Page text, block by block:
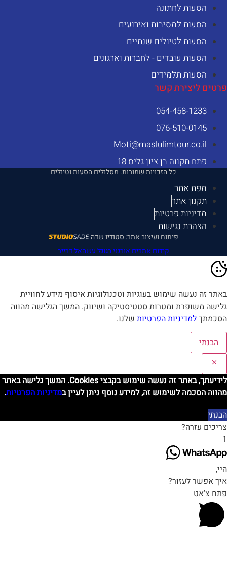
הסעות לחתונה
הסעות למסיבות ואירועים
הסעות לטיולים שנתיים
הסעות עובדים - לחברות וארגונים
הסעות תלמידים
ליצירת קשר
054-458-1233⁩
076-510-0145
Moti@maslulimtour.co.il
פתח תקווה בן ציון גליס 18
כל הזכויות שמורות. מסלולים הסעות וטיולים
מפת אתר
תקנון אתר
מדיניות פרטיות
הצהרת נגישות
פיתוח ועיצוב אתר: סטודיו שדה
קידום אתרים אורגני בגוגל עשהאל דרייר
זה נעשה שימוש בעוגיות וטכנולוגיות איסוף מידע לחוויית
משופרת ומטרות סטטיסטיקה ושיווק. המשך הגלישה מהווה
למדיניות הפרטיותשלנו.
הבנתי
לידיעתך, באתר זה נעשה שימוש בקבצי Cookies. המשך גלישה באתר
הסכמה לשימוש זה, למידע נוסף ניתן לעיין במדיניות הפרטיות.
עזרה?
אפשר לעזור?
צ'אט